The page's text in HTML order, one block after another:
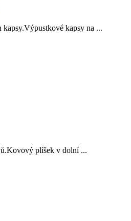
kapsy na ...
plíšek v dolní ...